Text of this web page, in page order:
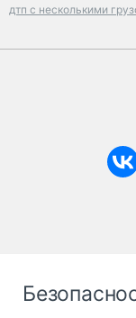
дтп с несколькими